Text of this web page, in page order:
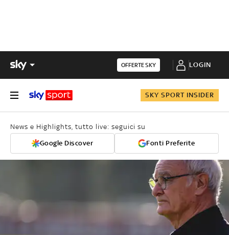
OFFERTE SKY LOGIN
SKY SPORT INSIDER
News e Highlights, tutto live: seguici su
Google Discover Fonti Preferite